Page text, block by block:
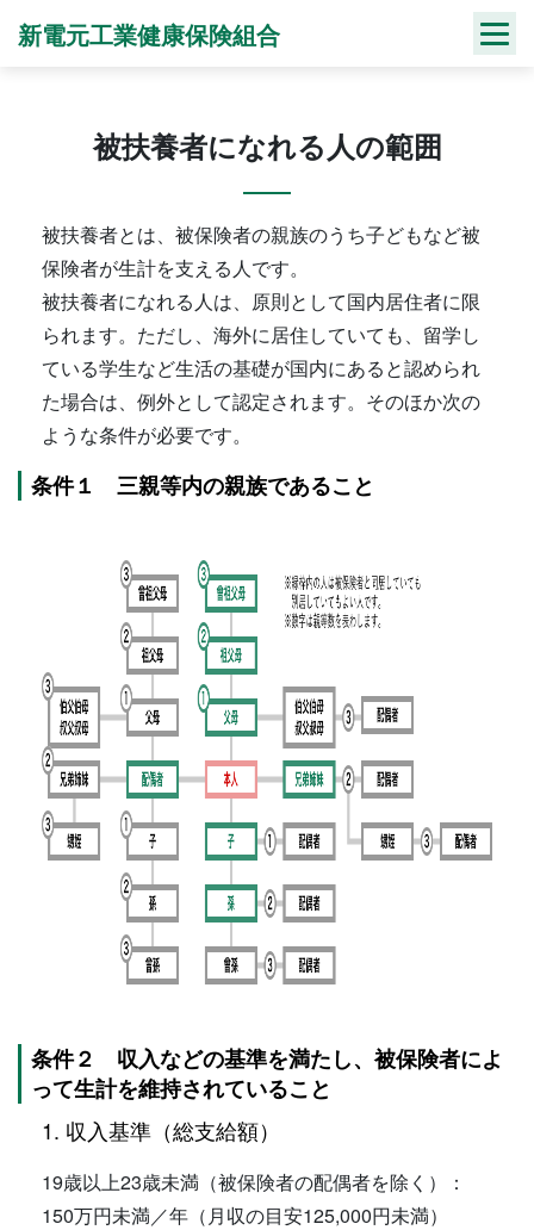
新電元工業健康保険組合
被扶養者になれる人の範囲
被扶養者とは、被保険者の親族のうち子どもなど被
保険者が生計を支える人です。
被扶養者になれる人は、原則として国内居住者に限
られます。ただし、海外に居住していても、留学し
ている学生など生活の基礎が国内にあると認められ
た場合は、例外として認定されます。そのほか次の
ような条件が必要です。
条件１ 三親等内の親族であること
条件２ 収入などの基準を満たし、被保険者によ
って生計を維持されていること
1. 収入基準（総支給額）
19歳以上23歳未満（被保険者の配偶者を除く）：
150万円未満／年（月収の目安125,000円未満）